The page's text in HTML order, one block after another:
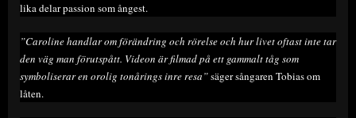
lika delar passion som ångest.
”Caroline handlar om förändring och rörelse och hur livet oftast inte tar
den väg man förutspått. Videon är filmad på ett gammalt tåg som
symboliserar en orolig tonårings inre resa”säger sångaren Tobias om
låten.